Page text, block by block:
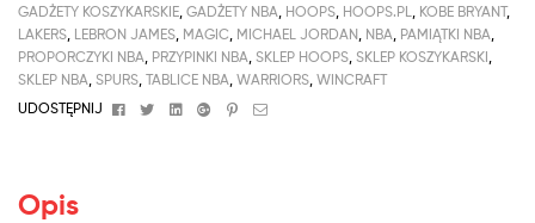
GADŻETY KOSZYKARSKIE GADŻETY NBA HOOPS HOOPS.PL KOBE BRYANT,
LAKERS LEBRON JAMES MAGIC MICHAEL JORDAN NBA PAMIĄTKI NBA
PROPORCZYKI NBA PRZYPINKI NBA SKLEP HOOPS SKLEP KOSZYKARSKI
SKLEP NBA SPURS TABLICE NBA WARRIORS WINCRAFT
UDOSTĘPNIJ
FacebookTwitterLinkedinGoogle+Pinterest
Email
Opis